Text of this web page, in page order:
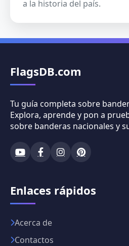
a la historia del país.
FlagsDB.com
Tu guía completa sobre
Explora, aprende y pon a
sobre banderas nacionales y
Enlaces rápidos
Acerca de
Contactos